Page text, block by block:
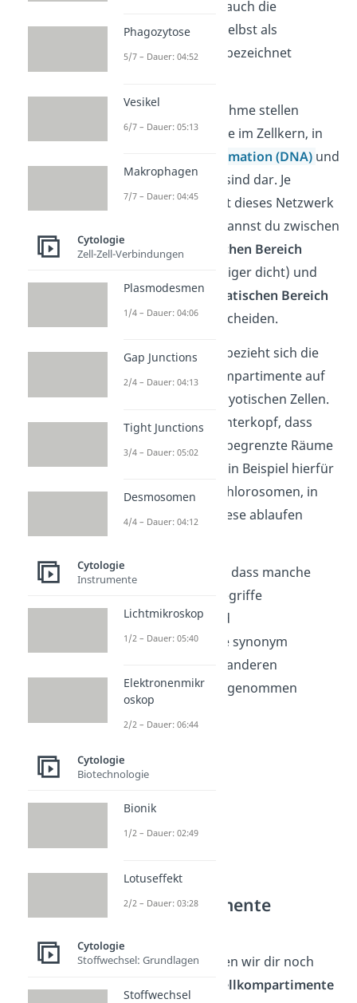
Definitionen kann auch die
Plasmamembran
selbst als
Zellkompartiment bezeichnet
Eine weitere Ausnahme stellen
bestimmte Bereiche im Zellkern, in
Erbinformation (DNA) und
Proteine verpackt sind dar. Je
nachdem, wie dicht dieses Netzwerk
ist, kannst du zwischen
demeuchromatischen Bereich
(aufgelockert, weniger dicht) und
demheterochromatischen Bereich
(sehr dicht) unterscheiden.
Definitionsgemäß bezieht sich die
Abgrenzung in Kompartimente auf
die höheren, eukaryotischen Zellen.
Behalte aber im Hinterkopf, dass
auch Prokaryoten begrenzte Räume
besitzen können. Ein Beispiel hierfür
sind sogenannte Chlorosomen, in
denen Photosynthese ablaufen
Achte auch darauf, dass manche
Definitionen die Begriffe
Zellorganellen
und
Zellkompartimente synonym
verwenden und in anderen
Abgrenzungen vorgenommen
werden.
Zellkompartimente
Im Folgenden haben wir dir noch
wichtige Zellkompartimente
Phagozytose
5/7 – Dauer: 04:52
Vesikel
6/7 – Dauer: 05:13
Makrophagen
7/7 – Dauer: 04:45
Cytologie
Zell-Zell-Verbindungen
Plasmodesmen
1/4 – Dauer: 04:06
Gap Junctions
2/4 – Dauer: 04:13
Tight Junctions
3/4 – Dauer: 05:02
Desmosomen
4/4 – Dauer: 04:12
Cytologie
Instrumente
Lichtmikroskop
1/2 – Dauer: 05:40
Elektronenmikr
oskop
2/2 – Dauer: 06:44
Cytologie
Biotechnologie
Bionik
1/2 – Dauer: 02:49
Lotuseffekt
2/2 – Dauer: 03:28
Cytologie
Stoffwechsel: Grundlagen
Stoffwechsel